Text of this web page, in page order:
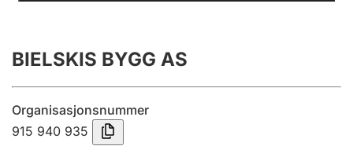
Årsregnskap
Innsending og forsinkelsesgebyr
Tinglysing
BIELSKIS BYGG AS
Organisasjonsnummer
915 940 935